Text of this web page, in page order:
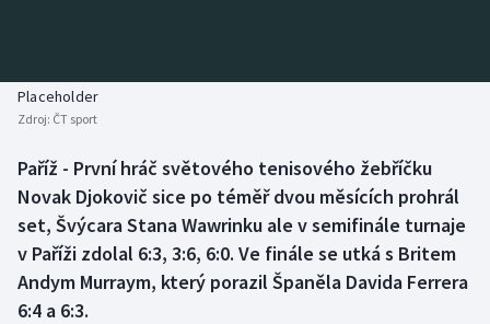
Biatlon
Box
Curling
Dostihy
Aplikace ČT sport
Placeholder
Zdroj: ČT sport
Paříž - První hráč světového tenisového žebříčku
Novak Djokovič sice po téměř dvou měsících prohrál
set, Švýcara Stana Wawrinku ale v semifinále turnaje
v Paříži zdolal 6:3, 3:6, 6:0. Ve finále se utká s Britem
Andym Murraym, který porazil Španěla Davida Ferrera
6:4 a 6:3.